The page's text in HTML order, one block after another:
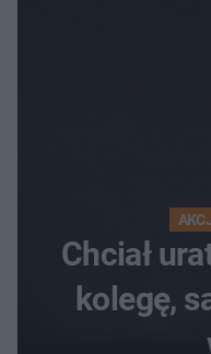
Chciał
kolegę,